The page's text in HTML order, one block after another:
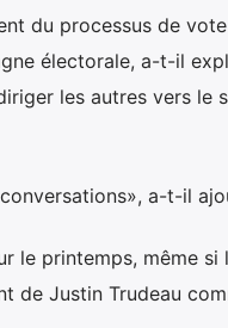
du processus de
électorale, a-t-il
les autres vers le
a-t-il
le printemps, même si
de Justin Trudeau